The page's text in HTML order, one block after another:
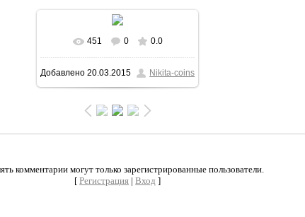
В реальном размере
1213x1600/ 426.9Kb
451 0 0.0
Добавлено 20.03.2015 Nikita-coins
комментарии могут только зарегистрированные пользователи.
[Регистрация |Вход ]